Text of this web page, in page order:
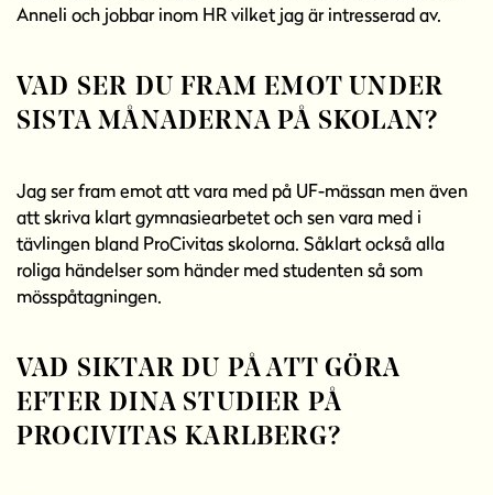
Anneli och jobbar inom HR vilket jag är intresserad av.
VAD SER DU FRAM EMOT UNDER
SISTA MÅNADERNA PÅ SKOLAN?
Jag ser fram emot att vara med på UF-mässan men även
att skriva klart gymnasiearbetet och sen vara med i
tävlingen bland ProCivitas skolorna. Såklart också alla
roliga händelser som händer med studenten så som
mösspåtagningen.
VAD SIKTAR DU PÅ ATT GÖRA
EFTER DINA STUDIER PÅ
PROCIVITAS KARLBERG?